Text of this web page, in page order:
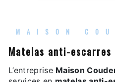
MAISON
matelas anti-
L’entreprise Maison